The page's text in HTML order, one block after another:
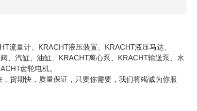
流量计、KRACHT液压装置、KRACHT液压马达、
、汽缸、油缸、KRACHT离心泵、KRACHT输送泵、水
齿轮电机。
货期快，质量保证，只要你需要，我们将竭诚为你服